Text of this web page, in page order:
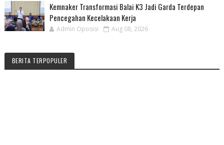
Kemnaker Transformasi Balai K3 Jadi Garda Terdepan
Pencegahan Kecelakaan Kerja
Admin Oposisi Aug 08, 2026
BERITA TERPOPULER